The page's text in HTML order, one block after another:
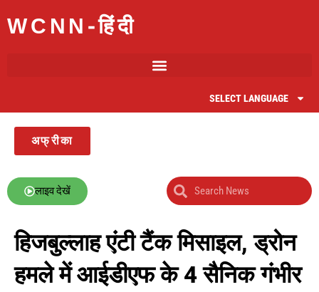
WCNN-हिंदी
SELECT LANGUAGE
अफ्रीका
लाइव देखें
हिजबुल्लाह एंटी टैंक मिसाइल, ड्रोन
हमले में आईडीएफ के 4 सैनिक गंभीर